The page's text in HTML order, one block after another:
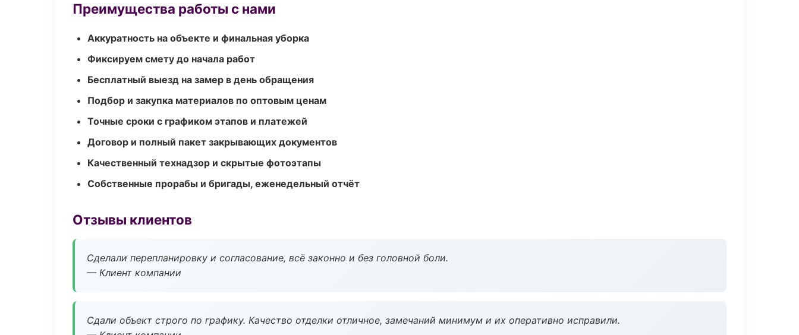
Преимущества работы с нами
Аккуратность на объекте и финальная уборка
Фиксируем смету до начала работ
Бесплатный выезд на замер в день обращения
Подбор и закупка материалов по оптовым ценам
Точные сроки с графиком этапов и платежей
Договор и полный пакет закрывающих документов
Качественный технадзор и скрытые фотоэтапы
Собственные прорабы и бригады, еженедельный отчёт
Отзывы клиентов
Сделали перепланировку и согласование, всё законно и без головной боли.
— Клиент компании
Сдали объект строго по графику. Качество отделки отличное, замечаний минимум и их оперативно исправили.